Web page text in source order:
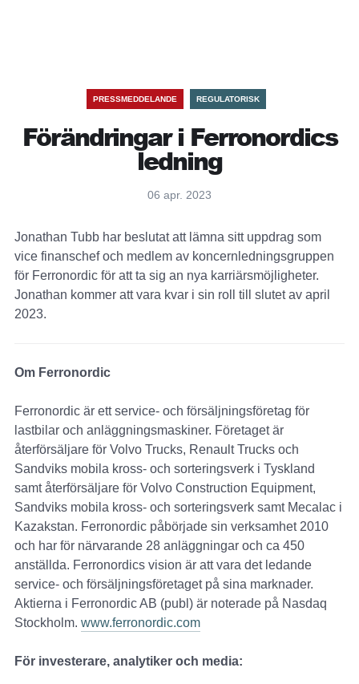
PRESSMEDDELANDE REGULATORISK
Förändringar i Ferronordics
ledning
06 apr. 2023
Jonathan Tubb har beslutat att lämna sitt uppdrag som
vice finanschef och medlem av koncernledningsgruppen
för Ferronordic för att ta sig an nya karriärsmöjligheter.
Jonathan kommer att vara kvar i sin roll till slutet av april
2023.
Om Ferronordic
Ferronordic är ett service- och försäljningsföretag för
lastbilar och anläggningsmaskiner. Företaget är
återförsäljare för Volvo Trucks, Renault Trucks och
Sandviks mobila kross- och sorteringsverk i Tyskland
samt återförsäljare för Volvo Construction Equipment,
Sandviks mobila kross- och sorteringsverk samt Mecalac i
Kazakstan. Ferronordic påbörjade sin verksamhet 2010
och har för närvarande 28 anläggningar och ca 450
anställda. Ferronordics vision är att vara det ledande
service- och försäljningsföretaget på sina marknader.
Aktierna i Ferronordic AB (publ) är noterade på Nasdaq
Stockholm. www.ferronordic.com
För investerare, analytiker och media: